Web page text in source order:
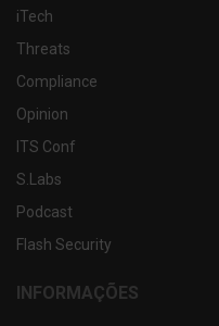
iTech
Threats
Compliance
Opinion
ITS Conf
S.Labs
Podcast
Flash Security
INFORMAÇÕES